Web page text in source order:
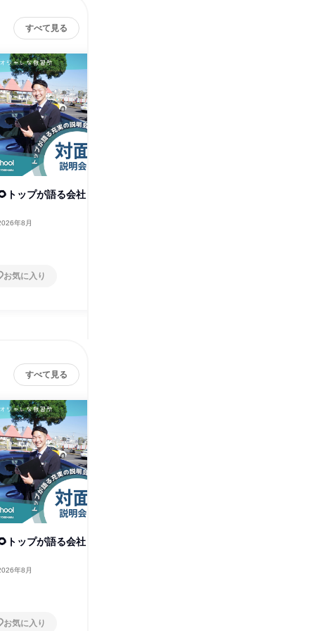
すべて見る
トップが語る会社
年8月
お気に入り
すべて見る
トップが語る会社
年8月
お気に入り